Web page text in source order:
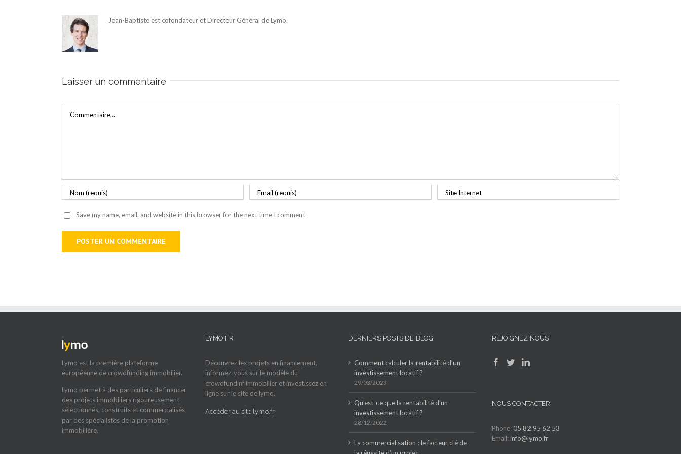
Jean-Baptiste est cofondateur et Directeur Général de Lymo.
Laisser un commentaire
Save my name, email, and website in this browser for the next time I comment.
Lymo est la première plateforme
européenne de crowdfunding immobilier.
Lymo permet à des particuliers de financer
des projets immobiliers rigoureusement
sélectionnés, construits et commercialisés
par des spécialistes de la promotion
immobilière.
LYMO.FR
Découvrez les projets en financement,
informez-vous sur le modèle du
crowdfundinf immobilier et investissez en
ligne sur le site de lymo.
Accéder au site lymo.fr
DERNIERS POSTS DE BLOG
Comment calculer la rentabilité d’un
investissement locatif ?
29/03/2023
Qu’est-ce que la rentabilité d’un
investissement locatif ?
28/12/2022
La commercialisation : le facteur clé de
REJOIGNEZ NOUS !
NOUS CONTACTER
Phone: 05 82 95 62 53
Email:info@lymo.fr